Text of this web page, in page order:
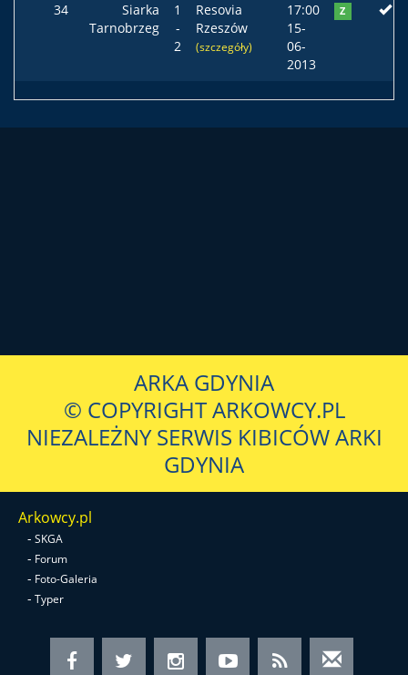
34
Siarka
Tarnobrzeg
1
-
2
Resovia
Rzeszów
(szczegóły)
17:00
15-
06-
2013
Z
ARKA GDYNIA
© COPYRIGHT ARKOWCY.PL
NIEZALEŻNY SERWIS KIBICÓW ARKI
GDYNIA
Arkowcy.pl
- SKGA
- Forum
- Foto-Galeria
- Typer